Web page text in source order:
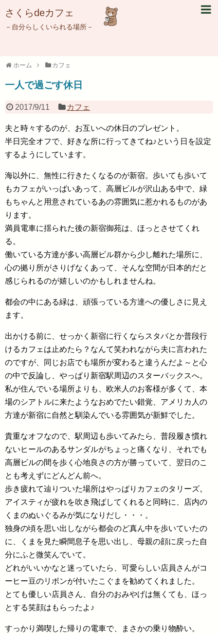
さくらdeカフェ
－自分らしくいられる場所－
ホーム カフェ
一人で過ごす休日
2017/9/11 カフェ
夫と時々するのが、お互いへの休日のプレゼント。
半日完全オフで、好きな所に行ってきてね♪という日を設定
するようにしています。
海以外に、無性に行きたくなるのが新宿。歩いても歩いて
もカフェがいっぱいあって、高層ビルが沢山ある中で、緑
もちゃんと用意されているあの雰囲気に惹かれるものがあ
ります。
満員電車に揺られた後の新宿御苑は、ほっとさせてくれ
る。
働いている方達が多い高層ビル群から少し離れた場所に、
心の拠り所がさりげなくあって、そんな空間が日本的だと
感じられるのが嬉しいのかもしれませんね。
都会の中にある緑は、頑張っている方達への優しさに見え
ます。
出かける前に、せっかく新宿に行くならスタバとか普段行
けるカフェは止めたら？なんて笑われながら夫に言われた
のですが、同じお店でも場所が変わると違うんだよ～と心
の中で反論し、やっぱり新宿駅周辺のスターバックスへ。
私が住んでいる場所よりも、欧米人のお客様が多くて、本
場のシアトルに来たようなおめでたい錯覚、アメリカ人の
方達が新宿に自然と馴染んでいる雰囲気が新鮮でした。
貴重なオフなので、駅周辺も歩いてみたら、普段履き慣れ
ないヒールのあるサンダルがちょっと痛くなり、それでも
高層ビルの間を歩く心地良さの方が勝っていて、翌日のこ
とも考えずにどんどん前へ。
歩き疲れて辿りついた場所はやっぱりカフェのタリーズ。
アイスティが疲れを吹き飛ばしてくれると同時に、店内の
くまのぬいぐるみが気になりだし・・・。
独身の頃を思い出しながら都会のど真ん中を歩いていたの
に、くまを見た瞬間息子を思い出し、母親の顔に戻った自
分にふと微笑んでいて。
どれがいいかなと迷っていたら、可愛らしい店員さんがコ
ーヒー豆のリボンが付いたこぐまを勧めてくれました。
とても優しい店員さん、自分のおみやげは無くても、ほっ
とする笑顔はもらったよ♪
すっかり満喫した帰りの電車で、まさかの乗り物酔い。